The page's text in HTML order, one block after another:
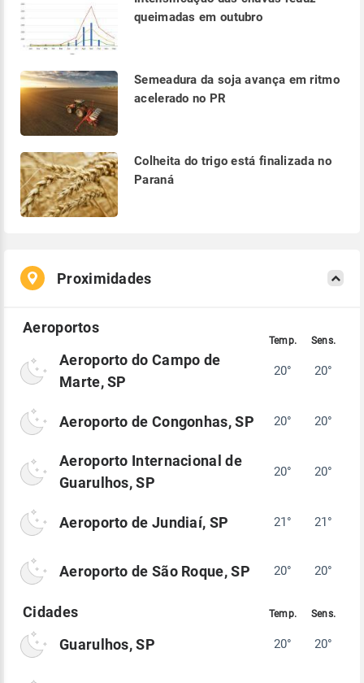
queimadas em outubro
Semeadura da soja avança em ritmo
acelerado no PR
Colheita do trigo está finalizada no
Paraná
Proximidades
Aeroporto do Campo de
Marte, SP
20° 20°
Aeroporto de Congonhas, SP 20° 20°
Aeroporto Internacional de
Guarulhos, SP
20° 20°
Aeroporto de Jundiaí, SP 21° 21°
Aeroporto de São Roque, SP 20° 20°
Guarulhos, SP 20° 20°